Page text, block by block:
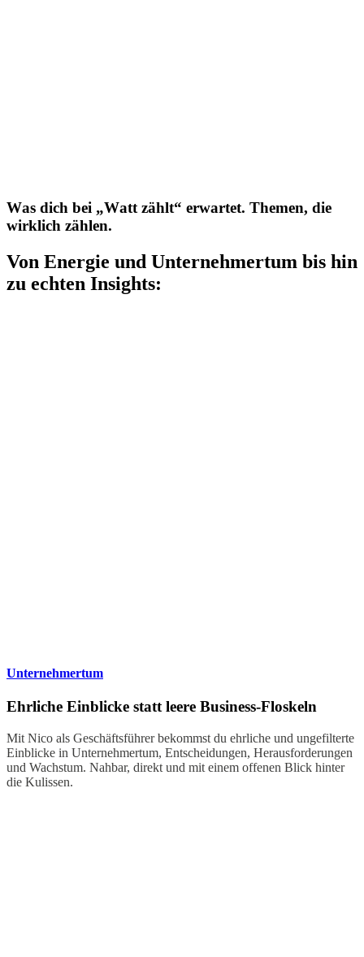
Was dich bei „Watt zählt“ erwartet. Themen, die
wirklich zählen.
Von Energie und Unternehmertum bis hin
zu echten Insights:
Unternehmertum
Ehrliche Einblicke statt leere Business-Floskeln
Mit Nico als Geschäftsführer bekommst du ehrliche und ungefilterte
Einblicke in Unternehmertum, Entscheidungen, Herausforderungen
und Wachstum. Nahbar, direkt und mit einem offenen Blick hinter
die Kulissen.